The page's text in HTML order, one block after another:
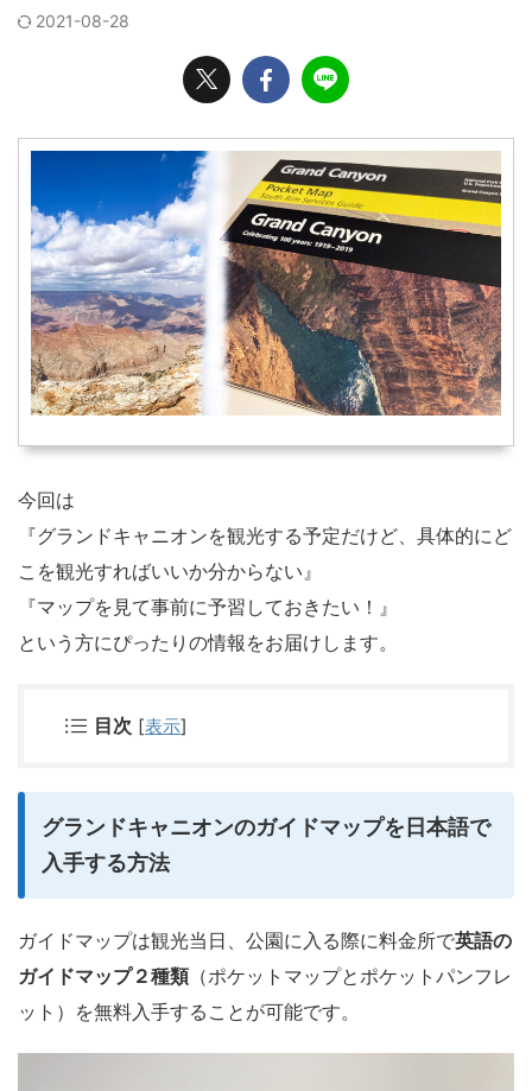
2021-08-28
今回は
『グランドキャニオンを観光する予定だけど、具体的にど
こを観光すればいいか分からない』
『マップを見て事前に予習しておきたい！』
という方にぴったりの情報をお届けします。
目次 [表示]
グランドキャニオンのガイドマップを日本語で
入手する方法
ガイドマップは観光当日、公園に入る際に料金所で英語の
ガイドマップ２種類（ポケットマップとポケットパンフレ
ット）を無料入手することが可能です。